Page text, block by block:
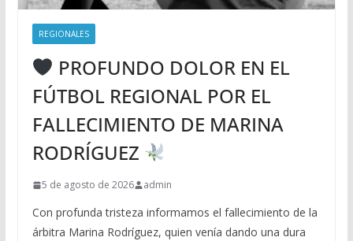
REGIONALES
PROFUNDO DOLOR EN EL
FÚTBOL REGIONAL POR EL
FALLECIMIENTO DE MARINA
RODRÍGUEZ
5 de agosto de 2026 admin
Con profunda tristeza informamos el fallecimiento de la
árbitra Marina Rodríguez, quien venía dando una dura